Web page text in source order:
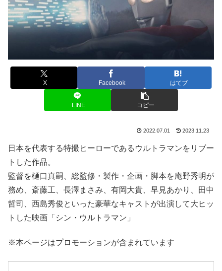
X Facebook はてブ
LINE コピー
2022.07.01 2023.11.23
日本を代表する特撮ヒーローであるウルトラマンをリブー
トした作品。
監督を樋口真嗣、総監修・製作・企画・脚本を庵野秀明が
務め、斎藤工、長澤まさみ、有岡大貴、早見あかり、田中
哲司、西島秀俊といった豪華なキャストが出演して大ヒッ
トした映画「シン・ウルトラマン」
※本ページはプロモーションが含まれています